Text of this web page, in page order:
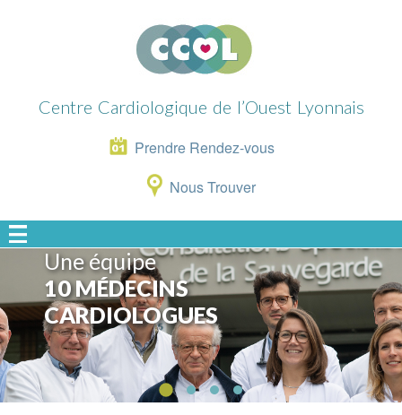
au
contenu
principal
Centre Cardiologique de l’Ouest Lyonnais
Prendre Rendez-vous
Nous Trouver
Une équipe
10 MÉDECINS
CARDIOLOGUES